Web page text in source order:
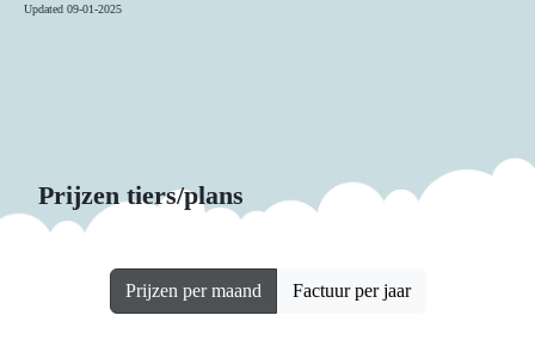
Updated 09-01-2025
Prijzen tiers/plans
Prijzen per maand Factuur per jaar